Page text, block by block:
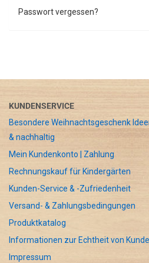
Passwort vergessen?
KUNDENSERVICE
Besondere Weihnachtsgeschenk
& nachhaltig
Mein Kundenkonto | Zahlung
Rechnungskauf für Kindergärten
Kunden-Service & -Zufriedenheit
Versand- & Zahlungsbedingungen
Produktkatalog
Informationen zur Echtheit von
Impressum